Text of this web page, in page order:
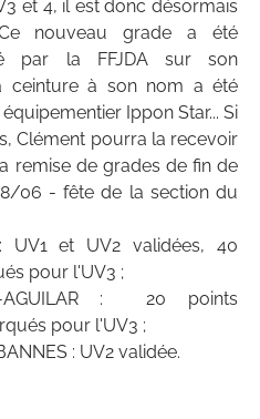
et 4, il est donc désormais
nouveau grade a été
par la FFJDA sur son
ceinture à son nom a été
Ippon Star... Si
Clément pourra la recevoir
remise de grades de fin de
06 - fête de la section du
: UV1 et UV2 validées, 40
pour l'UV3 ;
AGUILAR : 20 points
pour l'UV3 ;
: UV2 validée.